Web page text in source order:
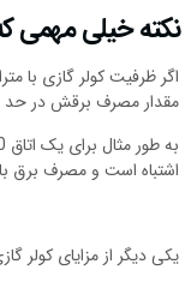
نکته خیلی مهمی
اگر ظرفیت کولر گازی با
مقدار مصرف برقش در حد
اشتباه است و مصرف برق
یکی دیگر از مزایای کولر